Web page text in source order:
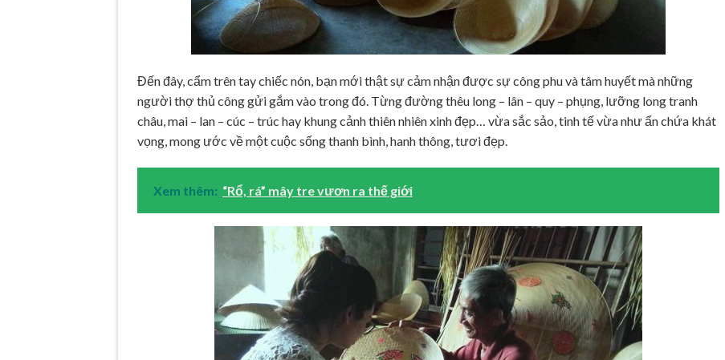
Đến đây, cẩm trên tay chiếc nón, bạn mới thật sự cảm nhận được sự công phu và tâm huyết mà những
người thợ thủ công gửi gắm vào trong đó. Từng đường thêu long – lân – quy – phụng, lưỡng long tranh
châu, mai – lan – cúc – trúc hay khung cảnh thiên nhiên xinh đẹp… vừa sắc sảo, tinh tế vừa như ẩn chứa khát
vọng, mong ước về một cuộc sống thanh bình, hanh thông, tươi đẹp.
Xem thêm: “Rổ, rá” mây tre vươn ra thế giới